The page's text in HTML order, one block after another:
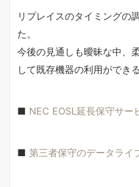
リプレイスのタイミングの
た。
今後の見通しも曖昧な中、
して既存機器の利用ができる
■ NEC EOSL延長保守サー
■ 第三者保守のデータライ